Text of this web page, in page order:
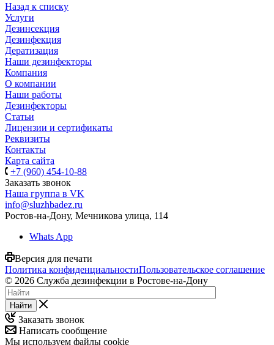
Назад к списку
Услуги
Дезинсекция
Дезинфекция
Дератизация
Наши дезинфекторы
Компания
О компании
Наши работы
Дезинфекторы
Статьи
Лицензии и сертификаты
Реквизиты
Контакты
Карта сайта
+7 (960) 454-10-88
Заказать звонок
Наша группа в VK
info@sluzhbadez.ru
Ростов-на-Дону, Мечникова улица, 114
Whats App
Версия для печати
Политика конфиденциальностиПользовательское соглашение
© 2026 Служба дезинфекции в Ростове-на-Дону
Найти
Заказать звонок
Написать сообщение
Мы используем файлы cookie